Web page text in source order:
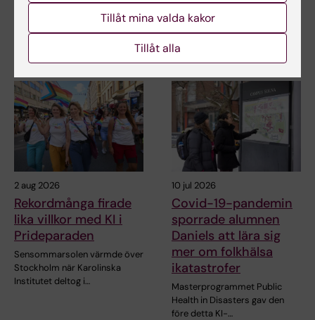
Relaterade artiklar
2 aug 2026
Rekordmånga firade
lika villkor med KI i
Prideparaden
Sensommarsolen värmde över
Stockholm när Karolinska
Institutet deltog i…
10 jul 2026
Covid-19-pandemin
sporrade alumnen
Daniels att lära sig
mer om folkhälsa
ikatastrofer
Masterprogrammet Public
Health in Disasters gav den
före detta KI-…
Tillåt mina valda kakor
Tillåt alla